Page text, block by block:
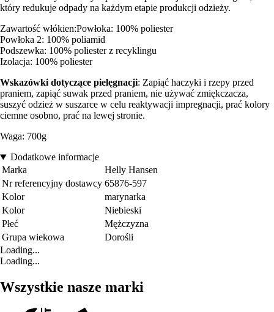
który redukuje odpady na każdym etapie produkcji odzieży.
Zawartość włókien:Powłoka: 100% poliester
Powłoka 2: 100% poliamid
Podszewka: 100% poliester z recyklingu
Izolacja: 100% poliester
Wskazówki dotyczące pielęgnacji: Zapiąć haczyki i rzepy przed
praniem, zapiąć suwak przed praniem, nie używać zmiękczacza,
suszyć odzież w suszarce w celu reaktywacji impregnacji, prać kolory
ciemne osobno, prać na lewej stronie.
Waga: 700g
Dodatkowe informacje
Marka
Helly Hansen
Nr referencyjny dostawcy 65876-597
Kolor
marynarka
Kolor
Niebieski
Płeć
Mężczyzna
Grupa wiekowa
Dorośli
Loading...
Loading...
Wszystkie nasze marki